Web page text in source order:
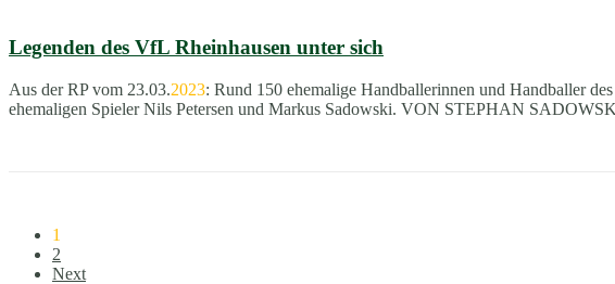
Legenden des VfL Rheinhausen unter sich
Aus der RP vom 23.03.2023: Rund 150 ehemalige Handballerinnen und Handballer
ehemaligen Spieler Nils Petersen und Markus Sadowski. VON STEPHAN
1
2
Next